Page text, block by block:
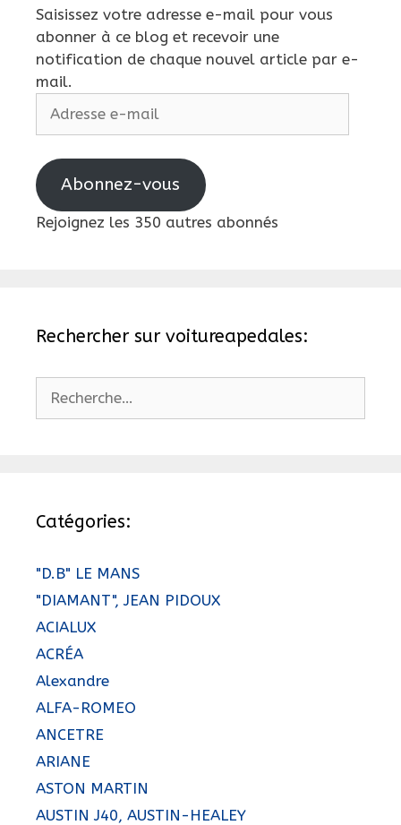
Saisissez votre adresse e-mail pour vous
abonner à ce blog et recevoir une
notification de chaque nouvel article par e-
mail.
Abonnez-vous
Rejoignez les 350 autres abonnés
Rechercher sur voitureapedales:
Catégories:
"D.B" LE MANS
"DIAMANT", JEAN PIDOUX
ACIALUX
ACRÉA
Alexandre
ALFA-ROMEO
ANCETRE
ARIANE
ASTON MARTIN
AUSTIN J40, AUSTIN-HEALEY